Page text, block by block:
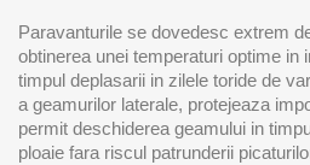
Paravanturile se dovedesc extrem
obtinerea unei temperaturi optime in
timpul deplasarii in zilele toride de
a geamurilor laterale, protejeaza
permit deschiderea geamului in
ploaie fara riscul patrunderii